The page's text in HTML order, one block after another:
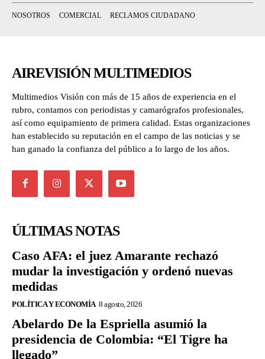
NOSOTROS COMERCIAL RECLAMOS CIUDADANO
AIREVISIÓN MULTIMEDIOS
Multimedios Visión con más de 15 años de experiencia en el
rubro, contamos con periodistas y camarógrafos profesionales,
así como equipamiento de primera calidad. Estas organizaciones
han establecido su reputación en el campo de las noticias y se
han ganado la confianza del público a lo largo de los años.
ÚLTIMAS NOTAS
Caso AFA: el juez Amarante rechazó
mudar la investigación y ordenó nuevas
medidas
POLÍTICA Y ECONOMÍA 8 agosto, 2026
Abelardo De la Espriella asumió la
presidencia de Colombia: “El Tigre ha
llegado”